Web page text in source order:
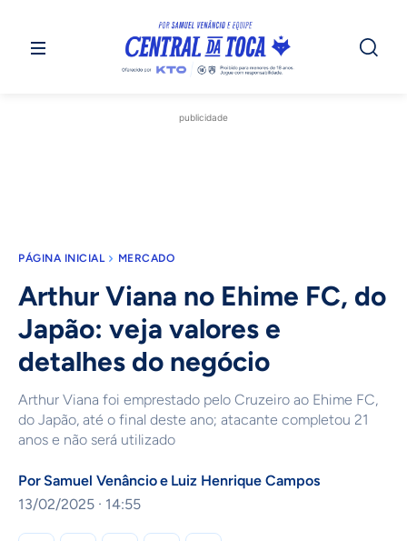
publicidade
PÁGINA INICIAL MERCADO
Arthur Viana no Ehime FC, do
Japão: veja valores e
detalhes do negócio
Arthur Viana foi emprestado pelo Cruzeiro ao Ehime FC,
do Japão, até o final deste ano; atacante completou 21
anos e não será utilizado
Por Samuel Venâncioe Luiz Henrique Campos
13/02/2025 · 14:55